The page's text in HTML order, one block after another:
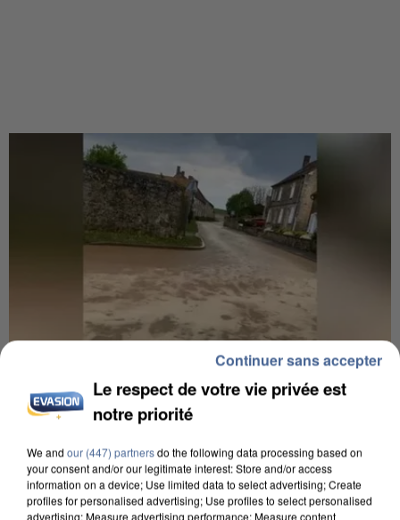
Une touriste de l’Oise emportée par une coulée de
boue en Haute-Savoie
Son corps a été retrouvé à cinq kilomètres de là.
Le respect de votre vie privée est
notre priorité
We and our (447) partnersdo the following data processing based on
your consent and/or our legitimate interest: Store and/or access
information on a device; Use limited data to select advertising; Create
profiles for personalised advertising; Use profiles to select personalised
advertising; Measure advertising performance; Measure content
Continuer sans accepter